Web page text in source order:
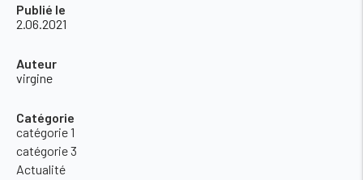
Publié le
2.06.2021
Auteur
virgine
Catégorie
catégorie 1
catégorie 3
Actualité